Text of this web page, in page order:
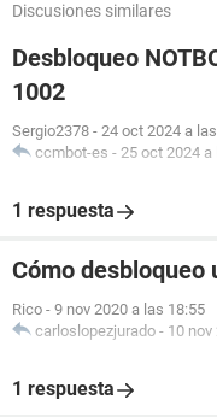
Discusiones similares
Desbloqueo
1002
Sergio2378 - 24 oct 2024 a
ccmbot-es - 25 oct 2024 a
1 respuesta
Cómo desbloqueo
Rico - 9 nov 2020 a las 18:55
carloslopezjurado - 10 nov
1 respuesta